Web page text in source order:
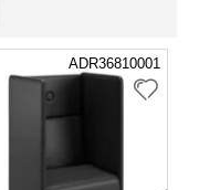
ADR36810001